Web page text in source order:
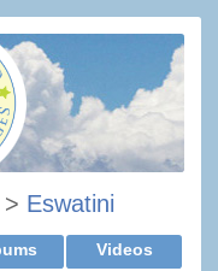
> Eswatini
Videos